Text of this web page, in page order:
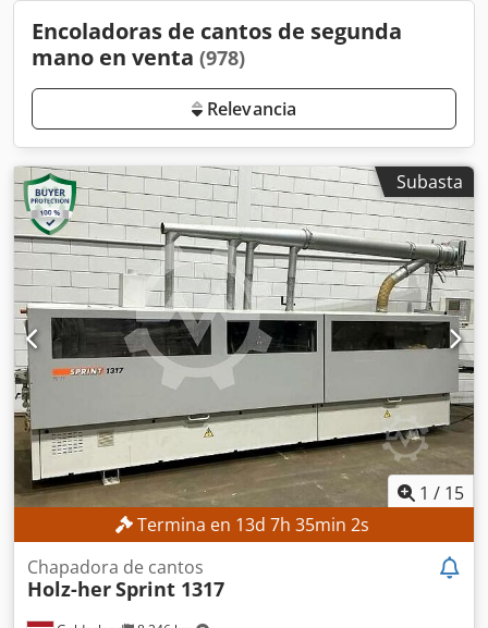
Encoladoras de cantos de segunda
mano en venta (978)
Relevancia
Subasta
1 / 15
Termina en 13d 7h 35min 0s
Chapadora de cantos
Holz-herSprint 1317